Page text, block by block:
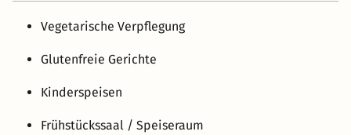
Vegetarische Verpflegung
Glutenfreie Gerichte
Kinderspeisen
Frühstückssaal / Speiseraum